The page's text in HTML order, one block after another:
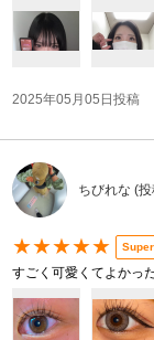
2025年05月05日投稿
ちびれな (
★★★★★
すごく可愛くてよかっ